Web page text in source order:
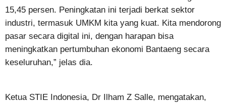
15,45 persen. Peningkatan ini terjadi berkat sektor
industri, termasuk UMKM kita yang kuat. Kita mendorong
pasar secara digital ini, dengan harapan bisa
meningkatkan pertumbuhan ekonomi Bantaeng secara
keseluruhan,” jelas dia.
Ketua STIE Indonesia, Dr Ilham Z Salle, mengatakan,